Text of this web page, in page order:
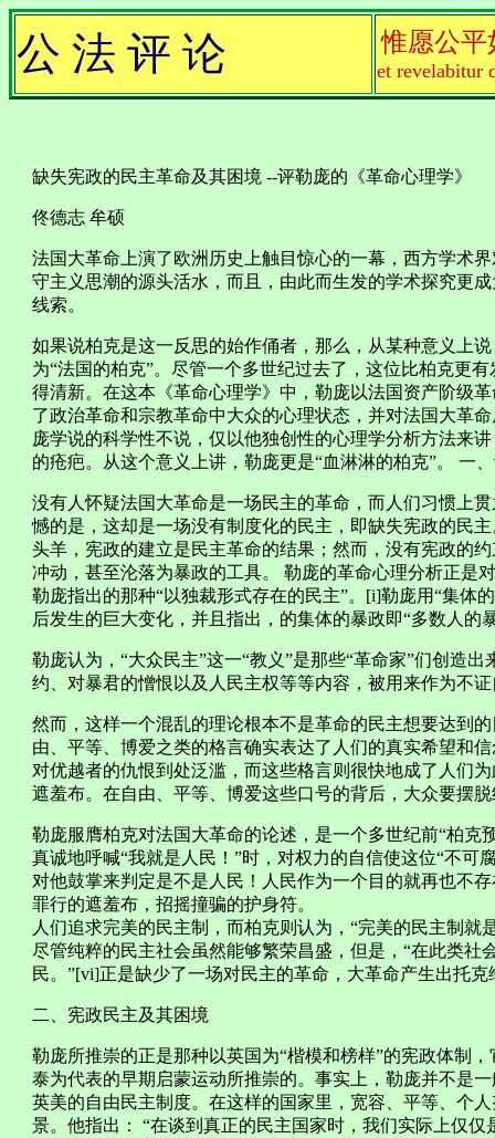
公 法 评 论 惟愿公平
et revelabitur
缺失宪政的民主革命及其困境 --评勒庞的《革命心理学》
佟德志 牟硕
法国大革命上演了欧洲历史上触目惊心的一幕，西方学术
守主义思潮的源头活水，而且，由此而生发的学术探究更
线索。
如果说柏克是这一反思的始作俑者，那么，从某种意义上说
为“法国的柏克”。尽管一个多世纪过去了，这位比柏克更
得清新。在这本《革命心理学》中，勒庞以法国资产阶级
了政治革命和宗教革命中大众的心理状态，并对法国大革
庞学说的科学性不说，仅以他独创性的心理学分析方法来
的疮疤。从这个意义上讲，勒庞更是“血淋淋的柏克”。 一
没有人怀疑法国大革命是一场民主的革命，而人们习惯上
憾的是，这却是一场没有制度化的民主，即缺失宪政的民
头羊，宪政的建立是民主革命的结果；然而，没有宪政的
冲动，甚至沦落为暴政的工具。 勒庞的革命心理分析正是
勒庞指出的那种“以独裁形式存在的民主”。[i]勒庞用“集体
后发生的巨大变化，并且指出，的集体的暴政即“多数人的
勒庞认为，“大众民主”这一“教义”是那些“革命家”们创造
约、对暴君的憎恨以及人民主权等等内容，被用来作为不
然而，这样一个混乱的理论根本不是革命的民主想要达到
由、平等、博爱之类的格言确实表达了人们的真实希望和
对优越者的仇恨到处泛滥，而这些格言则很快地成了人们
遮羞布。在自由、平等、博爱这些口号的背后，大众要摆
勒庞服膺柏克对法国大革命的论述，是一个多世纪前“柏克
真诚地呼喊“我就是人民！”时，对权力的自信使这位“不可
对他鼓掌来判定是不是人民！人民作为一个目的就再也不
罪行的遮羞布，招摇撞骗的护身符。
人们追求完美的民主制，而柏克则认为，“完美的民主制
尽管纯粹的民主社会虽然能够繁荣昌盛，但是，“在此类社
民。”[vi]正是缺少了一场对民主的革命，大革命产生出托
二、宪政民主及其困境
勒庞所推崇的正是那种以英国为“楷模和榜样”的宪政体制
泰为代表的早期启蒙运动所推崇的。事实上，勒庞并不是
英美的自由民主制度。在这样的国家里，宽容、平等、个
景。他指出： “在谈到真正的民主国家时，我们实际上仅